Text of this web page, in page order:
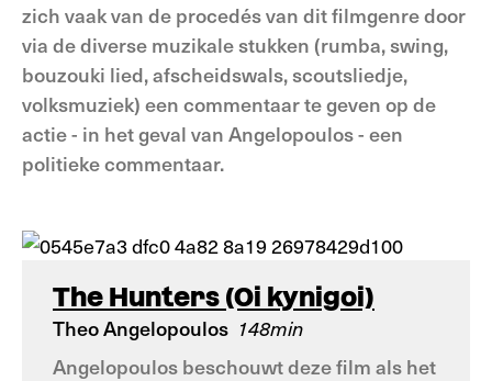
zich vaak van de procedés van dit filmgenre door
via de diverse muzikale stukken (rumba, swing,
bouzouki lied, afscheidswals, scoutsliedje,
volksmuziek) een commentaar te geven op de
actie - in het geval van Angelopoulos - een
politieke commentaar.
The Hunters (Oi kynigoi)
Theo Angelopoulos 148min
Angelopoulos beschouwt deze film als het